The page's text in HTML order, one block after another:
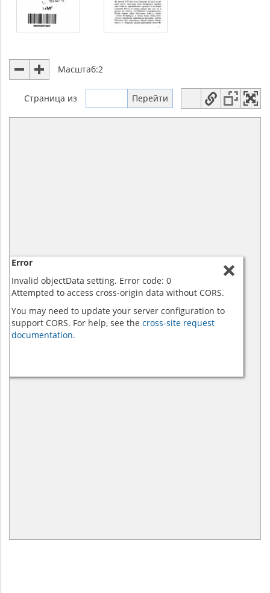
Масштаб:2
Страница из
Error
Invalid objectData setting. Error code: 0
Attempted to access cross-origin data without CORS.
You may need to update your server configuration to
support CORS. For help, see the cross-site request
documentation.